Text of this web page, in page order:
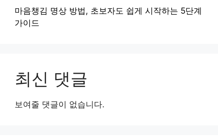
마음챙김 명상 방법, 초보자도 쉽게 시작하는 5단계
가이드
최신 댓글
보여줄 댓글이 없습니다.